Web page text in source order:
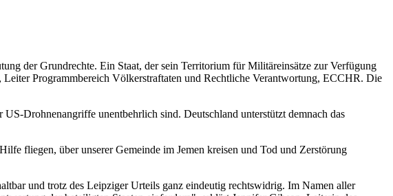
der Grundrechte. Ein Staat, der sein Territorium für Militäreinsätze zur Verfügung
Leiter Programmbereich Völkerstraftaten und Rechtliche Verantwortung, ECCHR. Die
Drohnenangriffe unentbehrlich sind. Deutschland unterstützt demnach das
fliegen, über unserer Gemeinde im Jemen kreisen und Tod und Zerstörung
und trotz des Leipziger Urteils ganz eindeutig rechtswidrig. Im Namen aller